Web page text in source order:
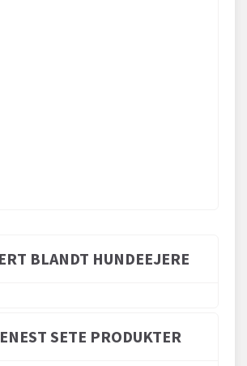
BLANDT HUNDEEJERE
SETE PRODUKTER